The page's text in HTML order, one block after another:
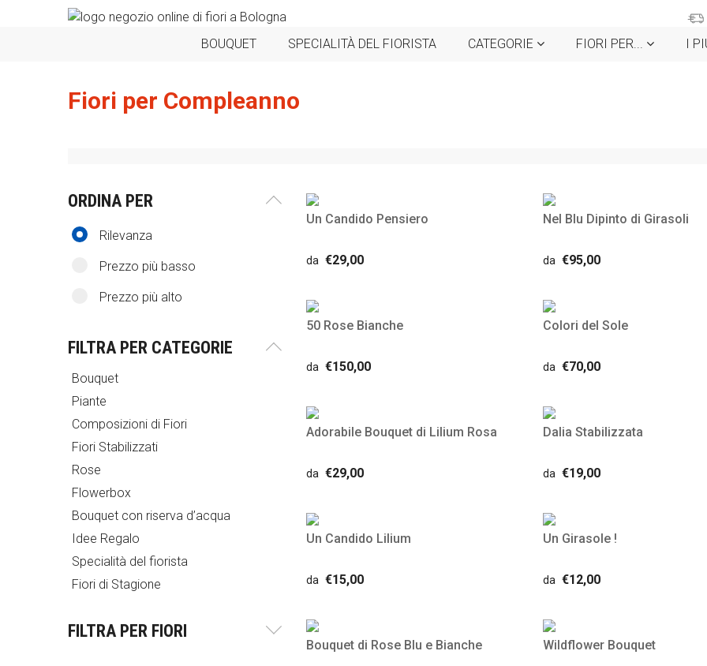
BOUQUET SPECIALITÀ DEL FIORISTA CATEGORIE FIORI PER... I
Fiori per Compleanno
ORDINA PER
Rilevanza
Prezzo più basso
Prezzo più alto
FILTRA PER CATEGORIE
Bouquet
Piante
Composizioni di Fiori
Fiori Stabilizzati
Rose
Flowerbox
Bouquet con riserva d’acqua
Idee Regalo
Specialità del fiorista
Fiori di Stagione
FILTRA PER FIORI
Un Candido Pensiero
da€29,00
Nel Blu Dipinto di Girasoli
da€95,00
50 Rose Bianche
da€150,00
Colori del Sole
da€70,00
Adorabile Bouquet di Lilium Rosa
da€29,00
Dalia Stabilizzata
da€19,00
Un Candido Lilium
da€15,00
Un Girasole !
da€12,00
Bouquet di Rose Blu e Bianche Wildflower Bouquet